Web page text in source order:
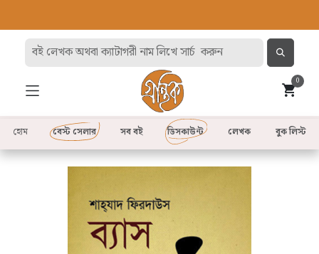
0
হোম বেস্ট সেলার সব বই লেখক
ডিসকাউন্ট বুক লিস্ট